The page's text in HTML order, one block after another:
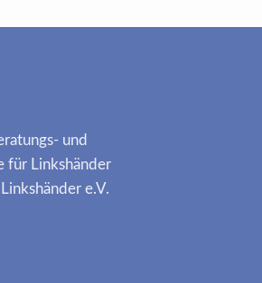
und
für Linkshänder
e.V.